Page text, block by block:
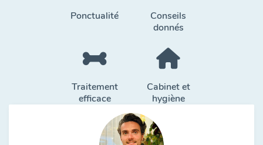
Ponctualité
Conseils
donnés
Traitement
efficace
Cabinet et
hygiène